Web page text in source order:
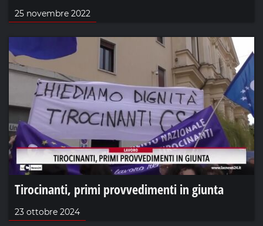
25 novembre 2022
Tirocinanti, primi provvedimenti in giunta
23 ottobre 2024